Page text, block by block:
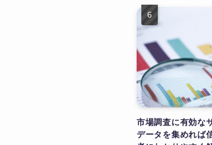
市場調査に有効な
データを集めれば